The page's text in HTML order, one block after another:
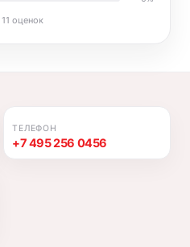
11 оценок
ТЕЛЕФОН
+7 495 256 0456